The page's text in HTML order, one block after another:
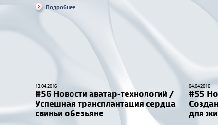
Подробнее
13.04.2016
#56 Новости аватар-технологий /
Успешная трансплантация сердца
свиньи обезьяне
04.04.2016
#55
для